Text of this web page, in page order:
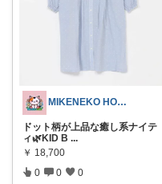
MIKENEKO HOUSE
ドット柄が上品な癒し系ナイテ
ィ🌿KID B ...
￥ 18,700
0 0 0